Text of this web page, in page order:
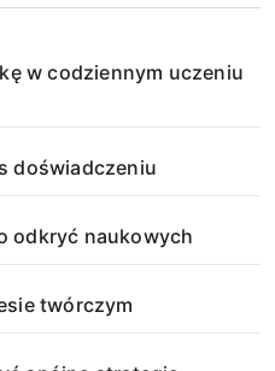
w codziennym uczeniu
doświadczeniu
odkryć naukowych
twórczym